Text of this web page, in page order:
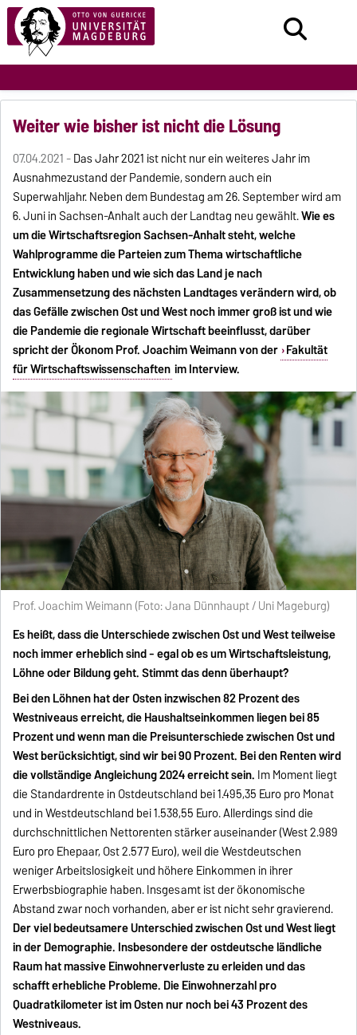
Weiter wie bisher ist nicht die Lösung
07.04.2021 -Das Jahr 2021 ist nicht nur ein weiteres Jahr im
Ausnahmezustand der Pandemie, sondern auch ein
Superwahljahr. Neben dem Bundestag am 26. September wird am
6. Juni in Sachsen-Anhalt auch der Landtag neu gewählt.Wie es
um die Wirtschaftsregion Sachsen-Anhalt steht, welche
Wahlprogramme die Parteien zum Thema wirtschaftliche
Entwicklung haben und wie sich das Land je nach
Zusammensetzung des nächsten Landtages verändern wird, ob
das Gefälle zwischen Ost und West noch immer groß ist und wie
die Pandemie die regionale Wirtschaft beeinflusst, darüber
spricht der Ökonom Prof. Joachim Weimann von der Fakultät
für Wirtschaftswissenschaften im Interview.
Prof. Joachim Weimann (Foto: Jana Dünnhaupt / Uni Mageburg)
Es heißt, dass die Unterschiede zwischen Ost und West teilweise
noch immer erheblich sind - egal ob es um Wirtschaftsleistung,
Löhne oder Bildung geht. Stimmt das denn überhaupt?
Bei den Löhnen hat der Osten inzwischen 82 Prozent des
Westniveaus erreicht, die Haushaltseinkommen liegen bei 85
Prozent und wenn man die Preisunterschiede zwischen Ost und
West berücksichtigt, sind wir bei 90 Prozent. Bei den Renten wird
die vollständige Angleichung 2024 erreicht sein. Im Moment liegt
die Standardrente in Ostdeutschland bei 1.495,35 Euro pro Monat
und in Westdeutschland bei 1.538,55 Euro. Allerdings sind die
durchschnittlichen Nettorenten stärker auseinander (West 2.989
Euro pro Ehepaar, Ost 2.577 Euro), weil die Westdeutschen
weniger Arbeitslosigkeit und höhere Einkommen in ihrer
Erwerbsbiographie haben. Insgesamt ist der ökonomische
Abstand zwar noch vorhanden, aber er ist nicht sehr gravierend.
Der viel bedeutsamere Unterschied zwischen Ost und West liegt
in der Demographie. Insbesondere der ostdeutsche ländliche
Raum hat massive Einwohnerverluste zu erleiden und das
schafft erhebliche Probleme. Die Einwohnerzahl pro
Quadratkilometer ist im Osten nur noch bei 43 Prozent des
Westniveaus.